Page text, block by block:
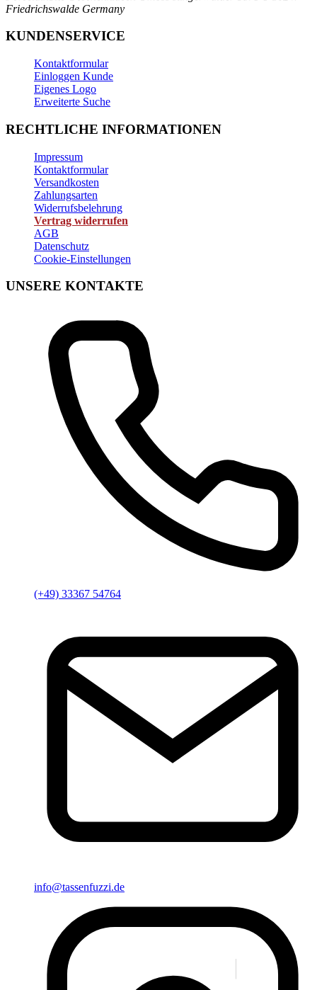
Friedrichswalde Germany
KUNDENSERVICE
Kontaktformular
Einloggen Kunde
Eigenes Logo
Erweiterte Suche
RECHTLICHE INFORMATIONEN
Impressum
Kontaktformular
Versandkosten
Zahlungsarten
Widerrufsbelehrung
Vertrag widerrufen
AGB
Datenschutz
Cookie-Einstellungen
UNSERE KONTAKTE
(+49) 33367 54764
info@tassenfuzzi.de